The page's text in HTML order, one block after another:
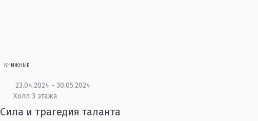
КНИЖНЫЕ
23.04.2024 - 30.05.2024
Холл 3 этажа
Сила и трагедия таланта